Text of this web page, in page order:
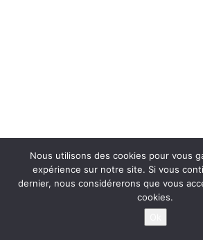
Nous utilisons des cookies pour vous
expérience sur notre site. Si vous
dernier, nous considérerons que vous
cookies.